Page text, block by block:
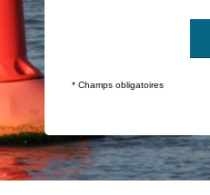
* Champs obligatoires